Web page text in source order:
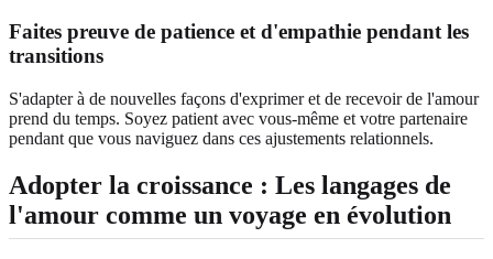
Faites preuve de patience et d'empathie pendant les
transitions
S'adapter à de nouvelles façons d'exprimer et de recevoir de l'amour
prend du temps. Soyez patient avec vous-même et votre partenaire
pendant que vous naviguez dans ces ajustements relationnels.
Adopter la croissance : Les langages de
l'amour comme un voyage en évolution